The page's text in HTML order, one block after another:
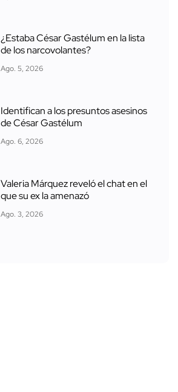
¿Estaba César Gastélum en la lista
de los narcovolantes?
Ago. 5, 2026
Identifican a los presuntos asesinos
de César Gastélum
Ago. 6, 2026
Valeria Márquez reveló el chat en el
que su ex la amenazó
Ago. 3, 2026